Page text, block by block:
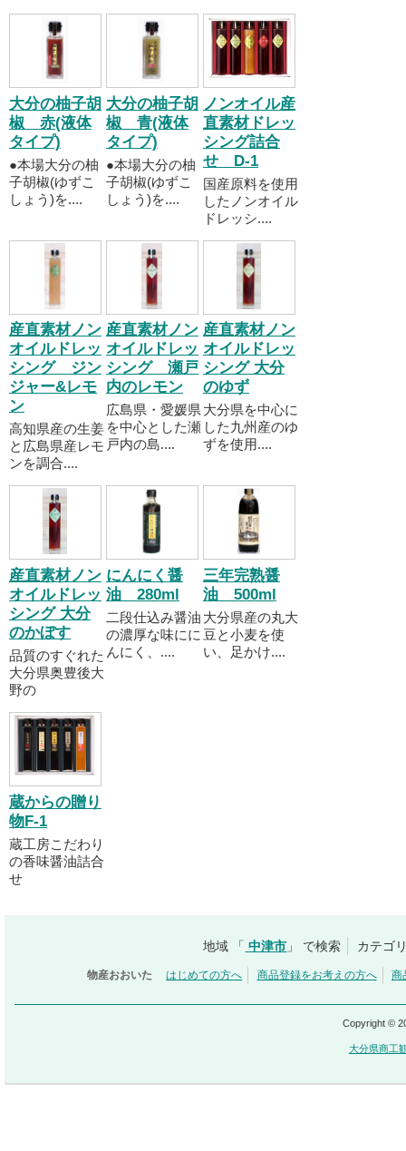
大分の柚子胡
椒 赤(液体
タイプ)
●本場大分の柚
子胡椒(ゆずこ
しょう)を....
大分の柚子胡
椒 青(液体
タイプ)
●本場大分の柚
子胡椒(ゆずこ
しょう)を....
ノンオイル産
直素材ドレッ
シング詰合
せ D-1
国産原料を使用
したノンオイル
ドレッシ....
産直素材ノン
オイルドレッ
シング ジン
ジャー&レモ
ン
高知県産の生姜
と広島県産レモ
ンを調合....
産直素材ノン
オイルドレッ
シング 瀬戸
内のレモン
広島県・愛媛県
を中心とした瀬
戸内の島....
産直素材ノン
オイルドレッ
シング 大分
のゆず
大分県を中心に
した九州産のゆ
ずを使用....
産直素材ノン
オイルドレッ
シング 大分
のかぼす
品質のすぐれた
大分県奥豊後大
野の
にんにく醤
油 280ml
二段仕込み醤油
の濃厚な味にに
んにく、....
三年完熟醤
油 500ml
大分県産の丸大
豆と小麦を使
い、足かけ....
蔵からの贈り
物F-1
蔵工房こだわり
の香味醤油詰合
せ
地域 「 中津市 」 で検索 カテゴ
物産おおいた はじめての方へ 商品登録をお考えの方へ 商
Copyright ©
大分県商工